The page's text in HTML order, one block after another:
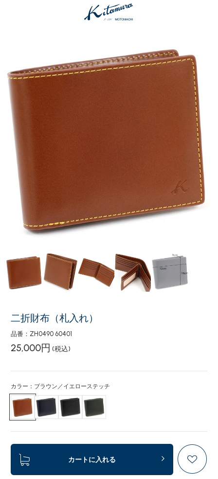
二折財布（札入れ）
品番：ZH0490 60401
25,000円 (税込)
カラー：ブラウン／イエローステッチ
カートに入れる